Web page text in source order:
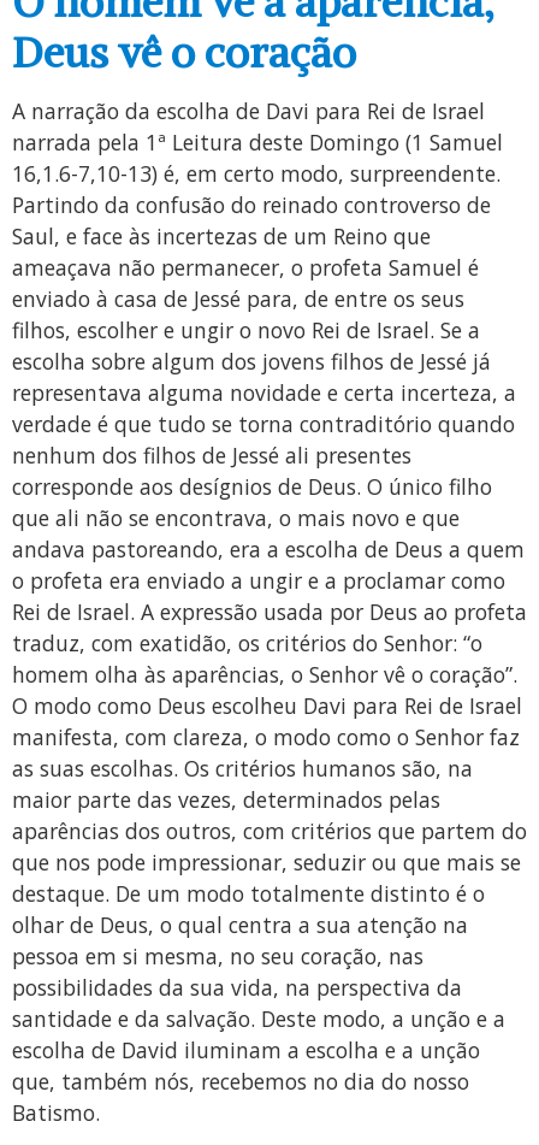
Deus vê o coração
A narração da escolha de Davi para Rei de Israel
narrada pela 1ª Leitura deste Domingo (1 Samuel
16,1.6-7,10-13) é, em certo modo, surpreendente.
Partindo da confusão do reinado controverso de
Saul, e face às incertezas de um Reino que
ameaçava não permanecer, o profeta Samuel é
enviado à casa de Jessé para, de entre os seus
filhos, escolher e ungir o novo Rei de Israel. Se a
escolha sobre algum dos jovens filhos de Jessé já
representava alguma novidade e certa incerteza, a
verdade é que tudo se torna contraditório quando
nenhum dos filhos de Jessé ali presentes
corresponde aos desígnios de Deus. O único filho
que ali não se encontrava, o mais novo e que
andava pastoreando, era a escolha de Deus a quem
o profeta era enviado a ungir e a proclamar como
Rei de Israel. A expressão usada por Deus ao profeta
traduz, com exatidão, os critérios do Senhor: “o
homem olha às aparências, o Senhor vê o coração”.
O modo como Deus escolheu Davi para Rei de Israel
manifesta, com clareza, o modo como o Senhor faz
as suas escolhas. Os critérios humanos são, na
maior parte das vezes, determinados pelas
aparências dos outros, com critérios que partem do
que nos pode impressionar, seduzir ou que mais se
destaque. De um modo totalmente distinto é o
olhar de Deus, o qual centra a sua atenção na
pessoa em si mesma, no seu coração, nas
possibilidades da sua vida, na perspectiva da
santidade e da salvação. Deste modo, a unção e a
escolha de David iluminam a escolha e a unção
que, também nós, recebemos no dia do nosso
Batismo.